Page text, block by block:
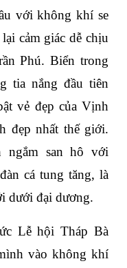
với không khí se
cảm giác dễ chịu
Phú. Biển trong
tia nắng đầu tiên
vẻ đẹp của Vịnh
đẹp nhất thế giới.
san hô với
cá tung tăng, là
dưới đại dương.
Lễ hội Tháp Bà
vào không khí